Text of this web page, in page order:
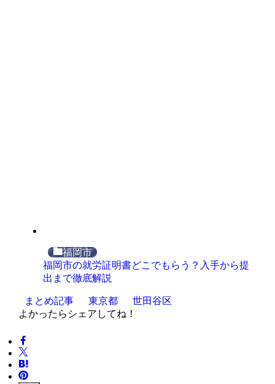
福岡市
福岡市の就労証明書どこでもらう？入手から提
出まで徹底解説
まとめ記事 東京都
世田谷区
よかったらシェアしてね！